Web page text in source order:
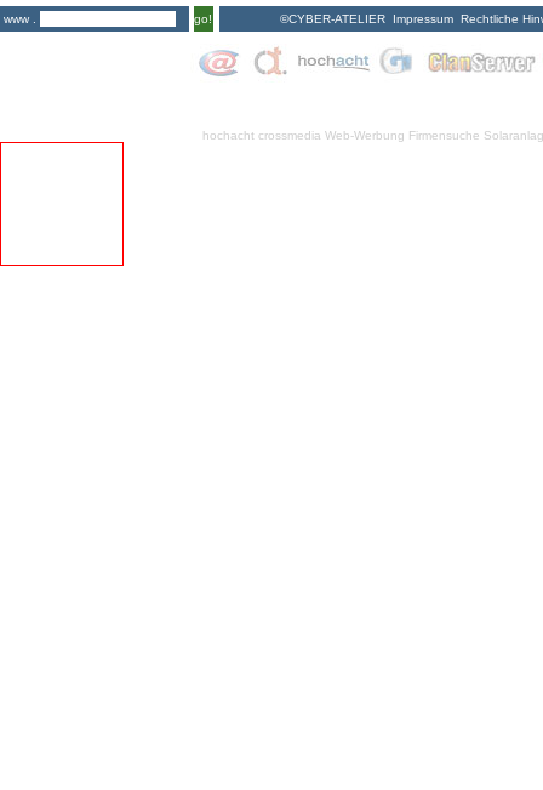
www .
go! ©CYBER-ATELIER Impressum Rechtliche
hochacht crossmedia Web-Werbung Firmensuche